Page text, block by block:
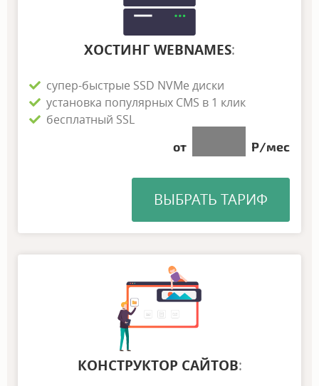
ХОСТИНГ WEBNAMES:
супер-быстрые SSD NVMe диски
установка популярных CMS в 1 клик
бесплатный SSL
от Р/мес
ВЫБРАТЬ ТАРИФ
КОНСТРУКТОР САЙТОВ: